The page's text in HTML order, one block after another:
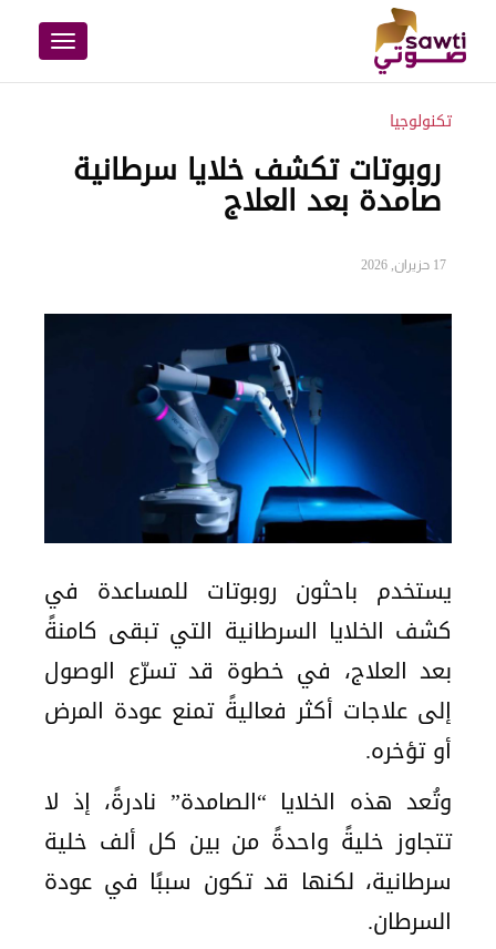
Toggle
navigation
تكنولوجيا
روبوتات تكشف خلايا سرطانية
صامدة بعد العلاج
17 حزيران, 2026
يستخدم باحثون روبوتات للمساعدة في
كشف الخلايا السرطانية التي تبقى كامنةً
بعد العلاج، في خطوة قد تسرّع الوصول
إلى علاجات أكثر فعاليةً تمنع عودة المرض
أو تؤخره.
وتُعد هذه الخلايا “الصامدة” نادرةً، إذ لا
تتجاوز خليةً واحدةً من بين كل ألف خلية
سرطانية، لكنها قد تكون سببًا في عودة
السرطان.